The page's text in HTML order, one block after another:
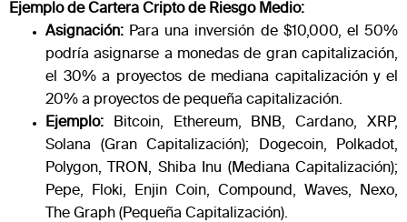
Ejemplo de Cartera Cripto de Riesgo Medio:
Asignación: Para una inversión de $10,000, el 50%
podría asignarse a monedas de gran capitalización,
el 30% a proyectos de mediana capitalización y el
20% a proyectos de pequeña capitalización.
Ejemplo:
Bitcoin, Ethereum, BNB, Cardano, XRP,
Solana (Gran Capitalización); Dogecoin, Polkadot,
Polygon, TRON, Shiba Inu (Mediana Capitalización);
Pepe, Floki, Enjin Coin, Compound, Waves, Nexo,
The Graph (Pequeña Capitalización).